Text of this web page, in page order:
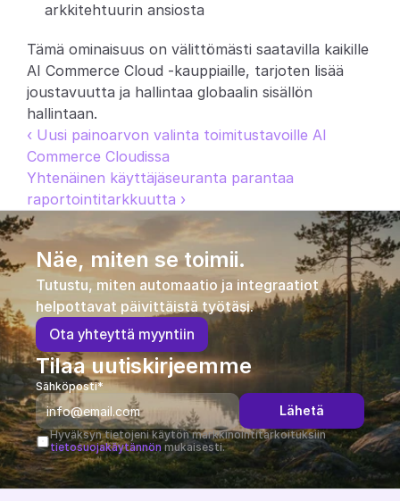
arkkitehtuurin ansiosta
Tämä ominaisuus on välittömästi saatavilla kaikille
AI Commerce Cloud -kauppiaille, tarjoten lisää
joustavuutta ja hallintaa globaalin sisällön
hallintaan.
‹ Uusi painoarvon valinta toimitustavoille AI
Commerce Cloudissa
Yhtenäinen käyttäjäseuranta parantaa
raportointitarkkuutta ›
Näe, miten se toimii.
Tutustu, miten automaatio ja integraatiot
helpottavat päivittäistä työtäsi.
Ota yhteyttä myyntiin
Tilaa uutiskirjeemme
Sähköposti*
Lähetä
Hyväksyn tietojeni käytön markkinointitarkoituksiin
tietosuojakäytännön mukaisesti.